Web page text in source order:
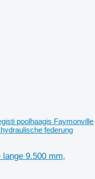
poolhaagis Faymonville
federung
9.500 mm,